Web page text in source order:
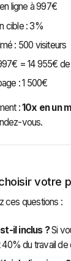
ligne à 997€
cible : 3%
: 500 visiteurs
= 14 955€
: 1 500€
:10x en un
vous.
votre
ces questions :
il inclus ?Si
du travail de